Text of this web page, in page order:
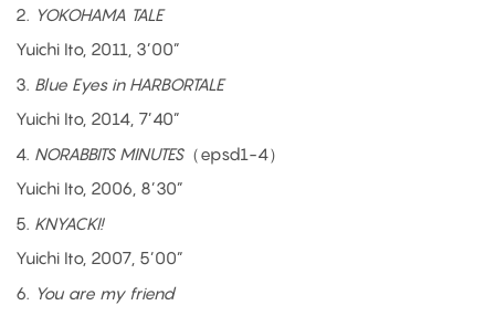
2. YOKOHAMA TALE
Yuichi Ito, 2011, 3’00”
3. Blue Eyes in HARBORTALE
Yuichi Ito, 2014, 7’40”
4. NORABBITS MINUTES（epsd1-4）
Yuichi Ito, 2006, 8’30”
5. KNYACKI!
Yuichi Ito, 2007, 5’00”
6. You are my friend